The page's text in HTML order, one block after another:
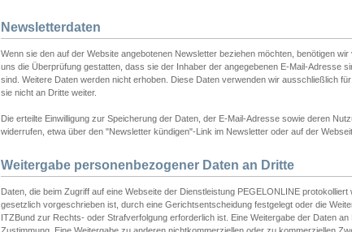
Newsletterdaten
Wenn sie den auf der Website angebotenen Newsletter beziehen möchten, benötigen
uns die Überprüfung gestatten, dass sie der Inhaber der angegebenen E-Mail-Adresse
sind. Weitere Daten werden nicht erhoben. Diese Daten verwenden wir ausschließlich
sie nicht an Dritte weiter.
Die erteilte Einwilligung zur Speicherung der Daten, der E-Mail-Adresse sowie deren
widerrufen, etwa über den "Newsletter kündigen"-Link im Newsletter oder auf der
Weitergabe personenbezogener Daten an Dritte
Daten, die beim Zugriff auf eine Webseite der Dienstleistung PEGELONLINE
gesetzlich vorgeschrieben ist, durch eine Gerichtsentscheidung festgelegt oder die
ITZBund zur Rechts- oder Strafverfolgung erforderlich ist. Eine Weitergabe der Daten